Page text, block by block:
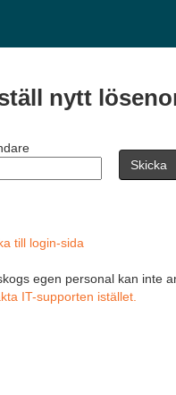
nytt
till login-sida
egen personal kan inte
IT-supporten istället.